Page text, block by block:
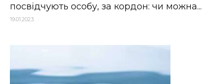
посвідчують особу, за кордон: чи можна...
19.01.2023